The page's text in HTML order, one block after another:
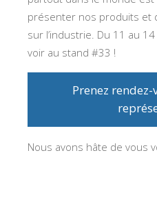
présenter nos produits et
sur l’industrie. Du 11 au
voir au stand #33 !
Prenez
Nous avons hâte de vous